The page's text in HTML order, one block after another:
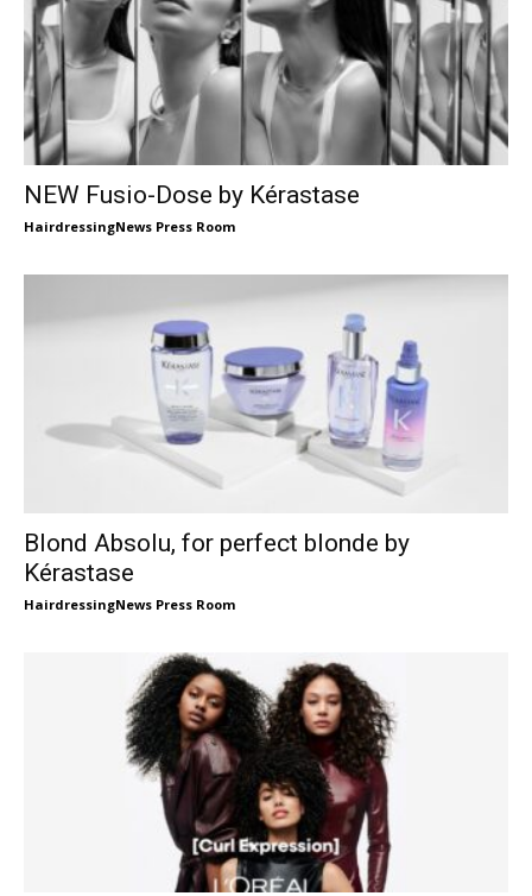
NEW Fusio-Dose by Kérastase
HairdressingNews Press Room
Blond Absolu, for perfect blonde by
Kérastase
HairdressingNews Press Room